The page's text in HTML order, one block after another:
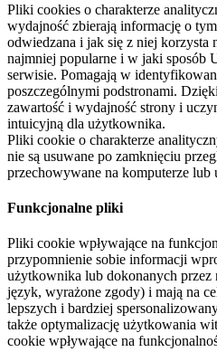
Pliki cookies o charakterze
wydajność zbierają informację o
odwiedzana i jak się z niej korzysta
najmniej popularne i w jaki sposób
serwisie. Pomagają w
poszczególnymi podstronami.
zawartość i wydajność strony i
intuicyjną dla użytkownika.
Pliki cookie o charakterze
nie są usuwane po zamknięciu
przechowywane na komputerze
Funkcjonalne pliki
Pliki cookie wpływające na
przypomnienie sobie informacji
użytkownika lub dokonanych
język, wyrażone zgody) i mają na
lepszych i bardziej
także optymalizację użytkowania
cookie wpływające na